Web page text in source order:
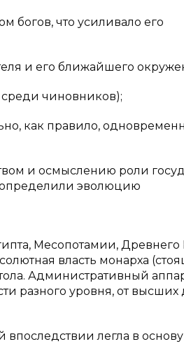
богов, что усиливало его
и его ближайшего
чиновников);
как правило,
и осмыслению роли
эволюцию
Месопотамии, Древнего
власть монарха
Административный
разного уровня, от высших
легла в основу